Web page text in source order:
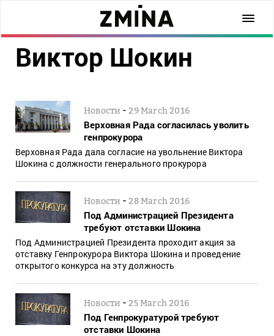
Виктор Шокин
Новости -29 March 2016
Верховная Рада согласилась уволить
генпрокурора
Верховная Рада дала согласие на увольнение Виктора
Шокина с должности генерального прокурора
Новости -28 March 2016
Под Администрацией Президента
требуют отставки Шокина
Под Администрацией Президента проходит акция за
отставку Генпрокурора Виктора Шокина и проведение
открытого конкурса на эту должность
Новости -25 March 2016
Под Генпрокуратурой требуют
отставки Шокина